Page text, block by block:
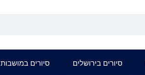
סיורים בירושלים סיורים במושבות